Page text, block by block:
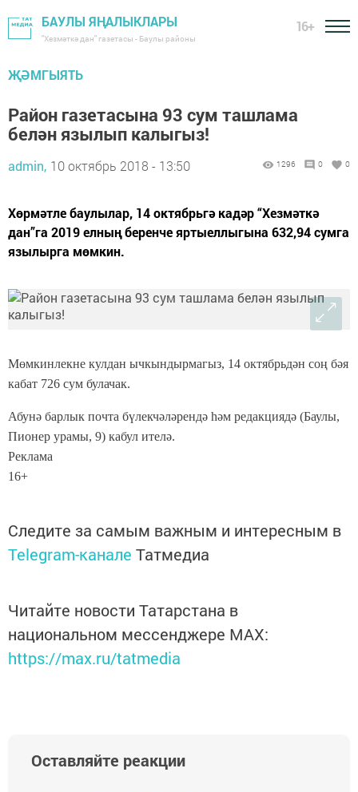
БАУЛЫ ЯҢАЛЫКЛАРЫ
"Хезмәткә дан" газетасы - Баулы районы
16+
ҖӘМГЫЯТЬ
Район газетасына 93 сум ташлама
белән язылып калыгыз!
admin, 10 октябрь 2018 - 13:50 1296 0 0
Хөрмәтле баулылар, 14 октябрьгә кадәр “Хезмәткә
дан”га 2019 елның беренче яртыеллыгына 632,94 сумга
язылырга мөмкин.
Мөмкинлекне кулдан ычкындырмагыз, 14 октябрьдән соң бәя
кабат 726 сум булачак.
Абунә барлык почта бүлекчәләрендә һәм редакциядә (Баулы,
Пионер урамы, 9) кабул ителә.
Реклама
16+
Следите за самым важным и интересным в
Telegram-канале Татмедиа
Читайте новости Татарстана в
национальном мессенджере MАХ:
https://max.ru/tatmedia
Оставляйте реакции